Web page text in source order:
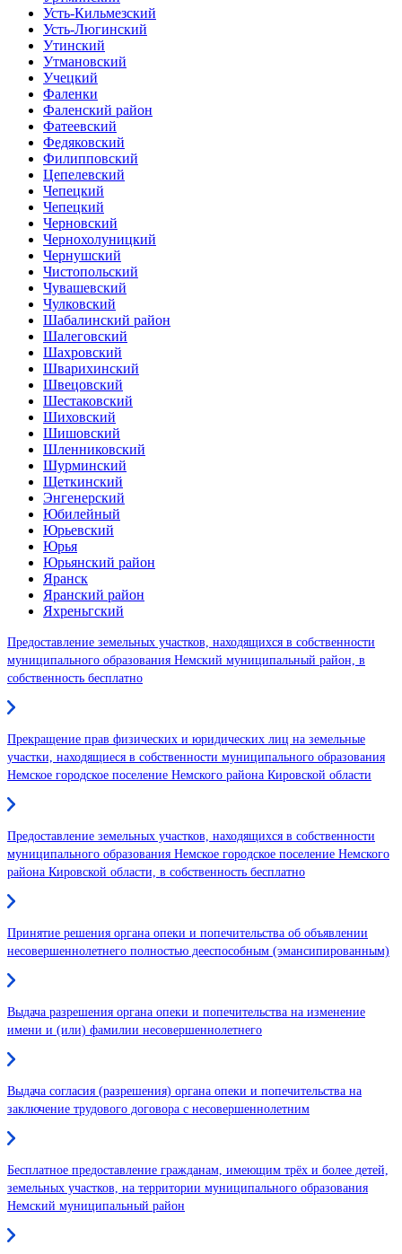
Усть-Кильмезский
Усть-Люгинский
Утинский
Утмановский
Учецкий
Фаленки
Фаленский район
Фатеевский
Федяковский
Филипповский
Цепелевский
Чепецкий
Чепецкий
Черновский
Чернохолуницкий
Чернушский
Чистопольский
Чувашевский
Чулковский
Шабалинский район
Шалеговский
Шахровский
Шварихинский
Швецовский
Шестаковский
Шиховский
Шишовский
Шленниковский
Шурминский
Щеткинский
Энгенерский
Юбилейный
Юрьевский
Юрья
Юрьянский район
Яранск
Яранский район
Яхреньгский
Предоставление земельных участков, находящихся в собственности
муниципального образования Немский муниципальный район, в
собственность бесплатно
Прекращение прав физических и юридических лиц на земельные
участки, находящиеся в собственности муниципального образования
Немское городское поселение Немского района Кировской области
Предоставление земельных участков, находящихся в собственности
муниципального образования Немское городское поселение Немского
района Кировской области, в собственность бесплатно
Принятие решения органа опеки и попечительства об объявлении
несовершеннолетнего полностью дееспособным (эмансипированным)
Выдача разрешения органа опеки и попечительства на изменение
имени и (или) фамилии несовершеннолетнего
Выдача согласия (разрешения) органа опеки и попечительства на
заключение трудового договора с несовершеннолетним
Бесплатное предоставление гражданам, имеющим трёх и более детей,
земельных участков, на территории муниципального образования
Немский муниципальный район